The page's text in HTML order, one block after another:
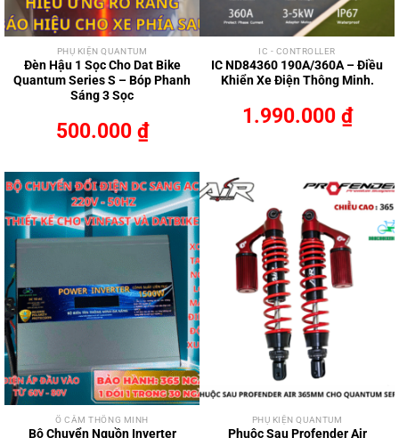
PHỤ KIỆN QUANTUM
Đèn Hậu 1 Sọc Cho Dat Bike
Quantum Series S – Bóp Phanh
Sáng 3 Sọc
500.000 ₫
IC - CONTROLLER
IC ND84360 190A/360A – Điều
Khiển Xe Điện Thông Minh.
1.990.000 ₫
Ổ CẮM THÔNG MINH
Bộ Chuyển Nguồn Inverter
PHỤ KIỆN QUANTUM
Phuộc Sau Profender Air